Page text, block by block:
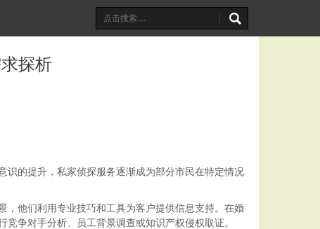
探析
识的提升，私家侦探服务逐渐成为部分市民在特定情况
，他们利用专业技巧和工具为客户提供信息支持。在婚
争对手分析、员工背景调查或知识产权侵权取证。